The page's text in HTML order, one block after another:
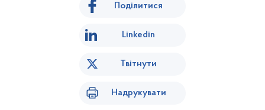
Поділитися
Linkedin
Твітнути
Надрукувати